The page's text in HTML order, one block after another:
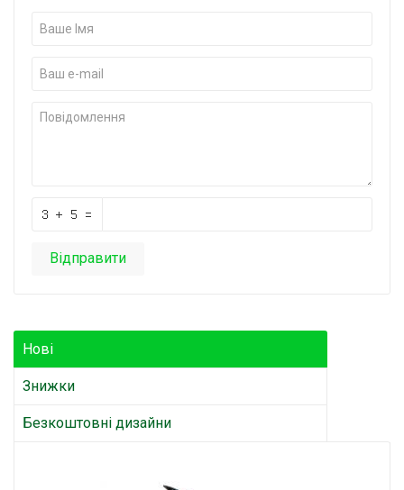
Відправити
Нові
Знижки
Безкоштовні дизайни